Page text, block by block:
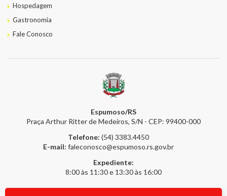
Hospedagem
Gastronomia
Fale Conosco
Espumoso/RS
Praça Arthur Ritter de Medeiros, S/N - CEP: 99400-000
Telefone: (54) 3383.4450
E-mail: faleconosco@espumoso.rs.gov.br
Expediente:
8:00 às 11:30 e 13:30 às 16:00